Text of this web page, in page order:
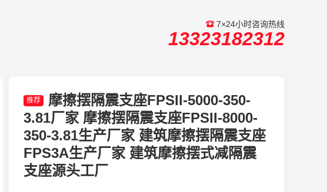
7×24小时咨询热线
13323182312
推荐
摩擦摆隔震支座FPSII-5000-350-
3.81厂家 摩擦摆隔震支座FPSII-8000-
350-3.81生产厂家 建筑摩擦摆隔震支座
FPS3A生产厂家 建筑摩擦摆式减隔震
支座源头工厂